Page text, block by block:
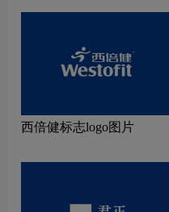
西倍健标志logo图片